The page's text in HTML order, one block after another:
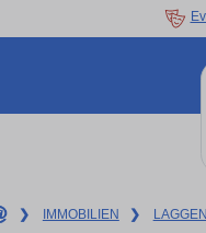
❯ IMMOBILIEN ❯